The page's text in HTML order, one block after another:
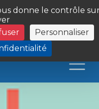
donne le contrôle
Personnaliser
Sites du Département